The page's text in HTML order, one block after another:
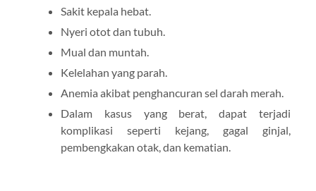
Sakit kepala hebat.
Nyeri otot dan tubuh.
Mual dan muntah.
Kelelahan yang parah.
Anemia akibat penghancuran sel darah merah.
Dalam kasus yang berat, dapat terjadi
komplikasi seperti kejang, gagal ginjal,
pembengkakan otak, dan kematian.